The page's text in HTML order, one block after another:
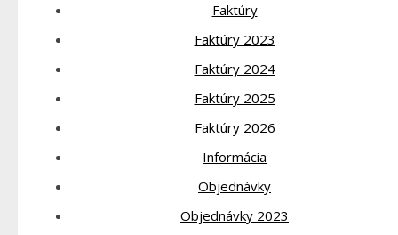
Faktúry
Faktúry 2023
Faktúry 2024
Faktúry 2025
Faktúry 2026
Informácia
Objednávky
Objednávky 2023